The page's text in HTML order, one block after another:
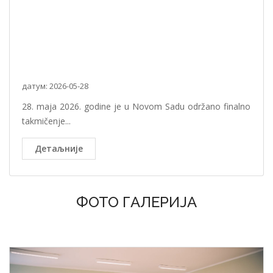
датум: 2026-05-28
28. maja 2026. godine je u Novom Sadu održano finalno
takmičenje...
Детаљније
ФОТО ГАЛЕРИЈА